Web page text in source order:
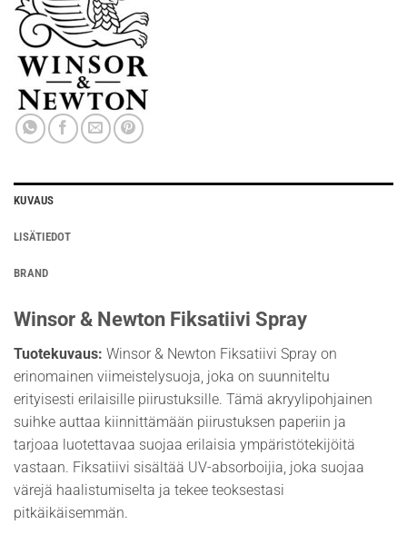
KUVAUS
LISÄTIEDOT
BRAND
Winsor & Newton Fiksatiivi Spray
Tuotekuvaus: Winsor & Newton Fiksatiivi Spray on
erinomainen viimeistelysuoja, joka on suunniteltu
erityisesti erilaisille piirustuksille. Tämä akryylipohjainen
suihke auttaa kiinnittämään piirustuksen paperiin ja
tarjoaa luotettavaa suojaa erilaisia ympäristötekijöitä
vastaan. Fiksatiivi sisältää UV-absorboijia, joka suojaa
värejä haalistumiselta ja tekee teoksestasi
pitkäikäisemmän.